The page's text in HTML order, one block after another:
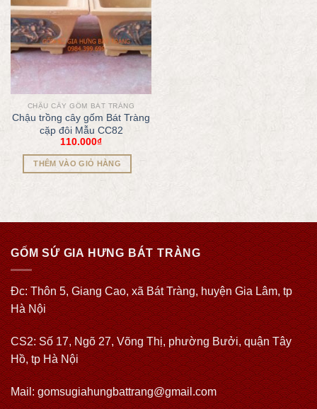
CHẬU CÂY GỐM BÁT TRÀNG
Chậu trồng cây gốm Bát Tràng
cặp đôi Mẫu CC82
110.000₫
THÊM VÀO GIỎ HÀNG
GỐM SỨ GIA HƯNG BÁT TRÀNG
Đc: Thôn 5, Giang Cao, xã Bát Tràng, huyện Gia Lâm, tp
Hà Nội
CS2: Số 17, Ngõ 27, Võng Thị, phường Bưởi, quận Tây
Hồ, tp Hà Nội
Mail: gomsugiahungbattrang@gmail.com